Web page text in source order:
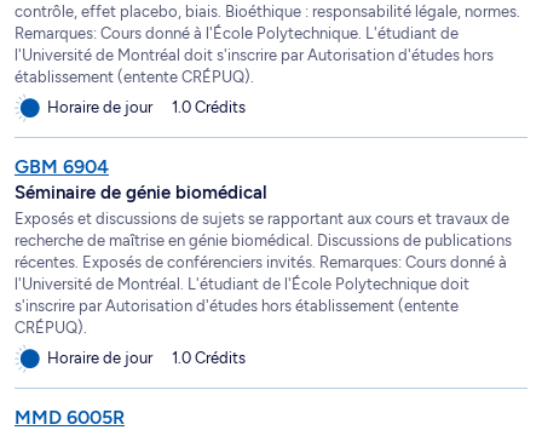
contrôle, effet placebo, biais. Bioéthique : responsabilité légale, normes.
Remarques: Cours donné à l'École Polytechnique. L'étudiant de
l'Université de Montréal doit s'inscrire par Autorisation d'études hors
établissement (entente CRÉPUQ).
Horaire de jour
1.0 Crédits
GBM 6904
Séminaire de génie biomédical
Exposés et discussions de sujets se rapportant aux cours et travaux de
recherche de maîtrise en génie biomédical. Discussions de publications
récentes. Exposés de conférenciers invités. Remarques: Cours donné à
l'Université de Montréal. L'étudiant de l'École Polytechnique doit
s'inscrire par Autorisation d'études hors établissement (entente
CRÉPUQ).
Horaire de jour
1.0 Crédits
MMD 6005R